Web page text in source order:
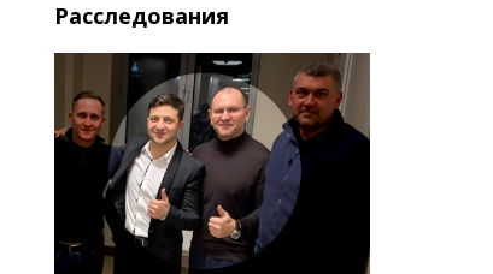
Расследования